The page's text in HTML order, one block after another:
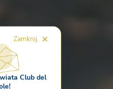
Zamknij
Club del